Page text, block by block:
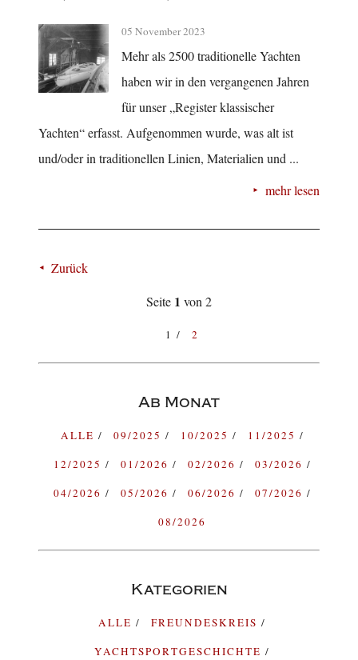
05 November 2023
Mehr als 2500 traditionelle Yachten
haben wir in den vergangenen Jahren
für unser „Register klassischer
Yachten“ erfasst. Aufgenommen wurde, was alt ist
und/oder in traditionellen Linien, Materialien und ...
mehr lesen
Zurück
Seite 1 von 2
1 2
Ab Monat
ALLE 09/2025 10/2025
11/2025
12/2025
01/2026 02/2026
03/2026
04/2026
05/2026 06/2026
07/2026
08/2026
Kategorien
ALLE
FREUNDESKREIS
YACHTSPORTGESCHICHTE